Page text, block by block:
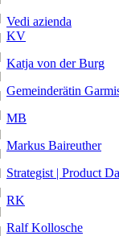
Vedi azienda
KV
Katja von der Burg
Gemeinderätin
MB
Markus Baireuther
Strategist | Product
RK
Ralf Kollosche